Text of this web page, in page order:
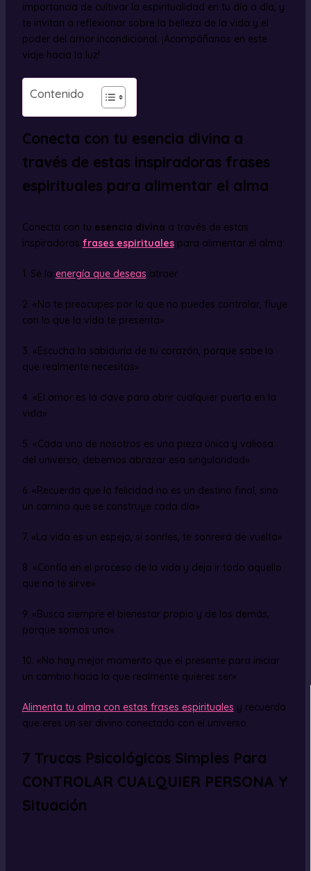
importancia de cultivar la espiritualidad en tu día a día, y
te invitan a reflexionar sobre la belleza de la vida y el
poder del amor incondicional. ¡Acompáñanos en este
viaje hacia la luz!
Contenido
Conecta con tu esencia divina a
través de estas inspiradoras frases
espirituales para alimentar el alma
Conecta con tu esencia divina a través de estas
inspiradoras frases espirituales para alimentar el alma:
1. Sé la energía que deseas atraer
2. «No te preocupes por lo que no puedes controlar, fluye
con lo que la vida te presenta»
3. «Escucha la sabiduría de tu corazón, porque sabe lo
que realmente necesitas»
4. «El amor es la clave para abrir cualquier puerta en la
vida»
5. «Cada uno de nosotros es una pieza única y valiosa
del universo, debemos abrazar esa singularidad»
6. «Recuerda que la felicidad no es un destino final, sino
un camino que se construye cada día»
7. «La vida es un espejo, si sonríes, te sonreirá de vuelta»
8. «Confía en el proceso de la vida y deja ir todo aquello
que no te sirve»
9. «Busca siempre el bienestar propio y de los demás,
porque somos uno»
10. «No hay mejor momento que el presente para iniciar
un cambio hacia lo que realmente quieres ser»
Alimenta tu alma con estas frases espirituales y recuerda
que eres un ser divino conectado con el universo.
7 Trucos Psicológicos Simples Para
CONTROLAR CUALQUIER PERSONA Y
Situación